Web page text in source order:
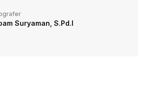
Suryaman, S.Pd.I